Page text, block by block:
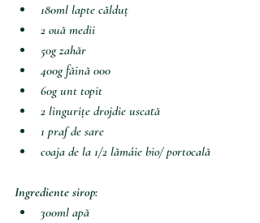
180ml lapte călduț
2 ouă medii
50g zahăr
400g făină 000
60g unt topit
2 lingurițe drojdie uscată
1 praf de sare
coaja de la 1/2 lămâie bio/ portocală
Ingrediente sirop:
300ml apă